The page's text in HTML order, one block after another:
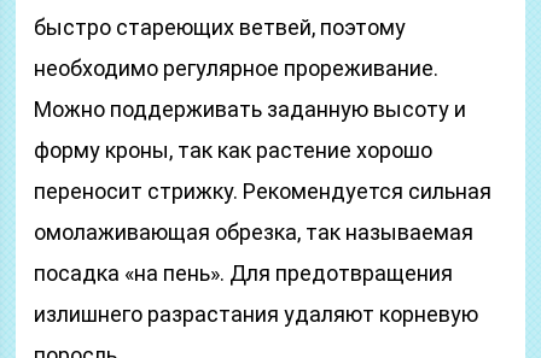
быстро стареющих ветвей, поэтому
необходимо регулярное прореживание.
Можно поддерживать заданную высоту и
форму кроны, так как растение хорошо
переносит стрижку. Рекомендуется сильная
омолаживающая обрезка, так называемая
посадка «на пень». Для предотвращения
излишнего разрастания удаляют корневую